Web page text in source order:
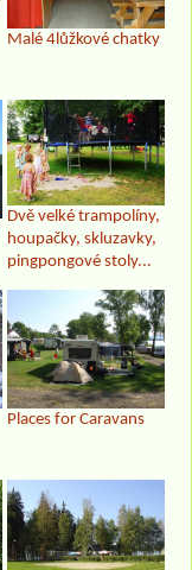
Malé 4lůžkové chatky
Dvě velké trampolíny,
houpačky, skluzavky,
pingpongové stoly...
Places for Caravans